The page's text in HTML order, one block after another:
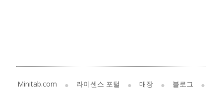
Minitab.com 라이센스 포털 매장 블로그